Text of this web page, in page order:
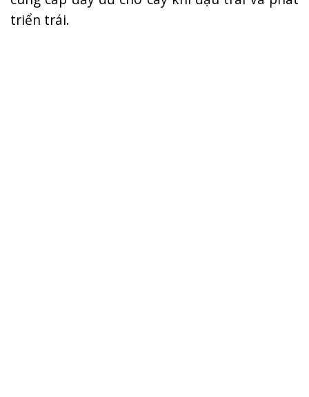
triển trái.